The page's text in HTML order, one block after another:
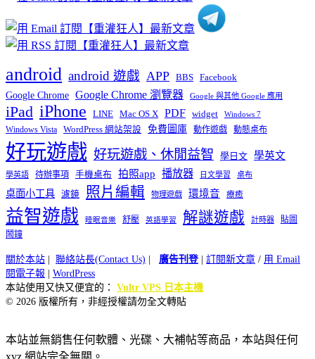
android android 遊戲 APP BBS Facebook
Google Chrome Google Chrome 瀏覽器 Google 與其他 Google 應用
iPad iPhone LINE Mac OS X PDF widget Windows 7
Windows Vista WordPress 網站架設 免費圖庫 動作遊戲 動態桌布
好玩遊戲 好玩遊戲、休閒益智 學日文 學英文
學英語 待辦事項 手機桌布 拍照app 播放器 日文學習 桌布
桌面小工具 濾鏡 照片編輯 物理遊戲 環境音 療癒
益智遊戲 睡眠音樂 舒壓 英語學習 解謎遊戲 計時器
貼圖
鬧鐘
關於本站 聯絡站長(Contact Us) 廣告刊登| 訂閱新文章 / 用 Email
閱電子報
WordPress
本站使用又快又便宜的： Vultr VPS 日本主機
© 2026 版權所有，非經授權請勿全文轉貼
本站並無銷售任何軟體、光碟、大補帖等商品，本站與任何